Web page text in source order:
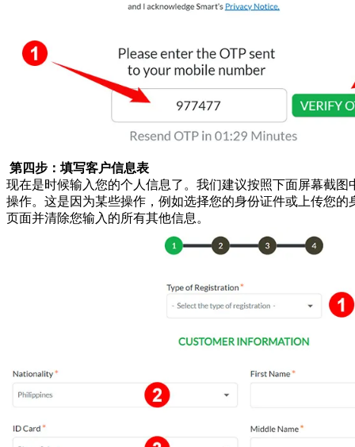
第四步：填写客户信息表
现在是时候输入您的个人信息了。我们建议按照下面屏幕截图
操作。这是因为某些操作，例如选择您的身份证件或上传您的
页面并清除您输入的所有其他信息。